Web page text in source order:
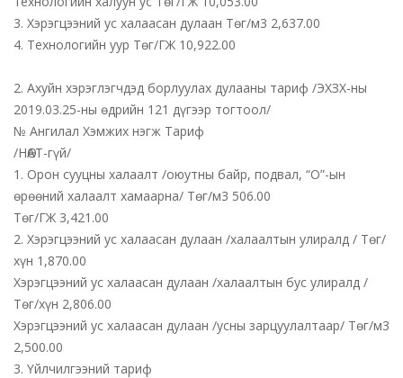
3. Хэрэгцээний ус халаасан дулаан Төг/м3 2,637.00
4. Технологийн уур Төг/ГЖ 10,922.00
2. Ахуйн хэрэглэгчдэд борлуулах дулааны тариф /ЭХЗХ-ны
2019.03.25-ны өдрийн 121 дүгээр тогтоол/
№ Ангилал Хэмжих нэгж Тариф
/НӨАТ-гүй/
1. Орон сууцны халаалт /оюутны байр, подвал, “О”-ын
өрөөний халаалт хамаарна/ Төг/м3 506.00
Төг/ГЖ 3,421.00
2. Хэрэгцээний ус халаасан дулаан /халаалтын улиралд / Төг/
хүн 1,870.00
Хэрэгцээний ус халаасан дулаан /халаалтын бус улиралд /
Төг/хүн 2,806.00
Хэрэгцээний ус халаасан дулаан /усны зарцуулалтаар/ Төг/м3
2,500.00
3. Үйлчилгээний тариф